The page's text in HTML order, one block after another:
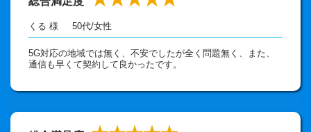
くる 様 50代/女性
5G対応の地域では無く、不安でしたが全く問題無く、また、
通信も早くて契約して良かったです。